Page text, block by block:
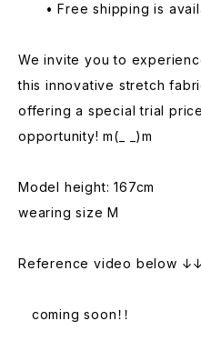
• Free shipping is
We invite you to
this innovative stretch
offering a special trial
opportunity! m(_ _)m
Model height: 167cm
wearing size M
Reference video below
coming soon！！